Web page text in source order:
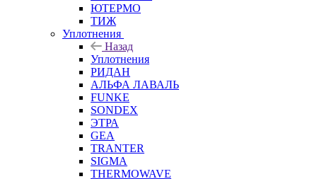
ЮТЕРМО
ТИЖ
Уплотнения
Назад
Уплотнения
РИДАН
АЛЬФА ЛАВАЛЬ
FUNKE
SONDEX
ЭТРА
GEA
TRANTER
SIGMA
THERMOWAVE